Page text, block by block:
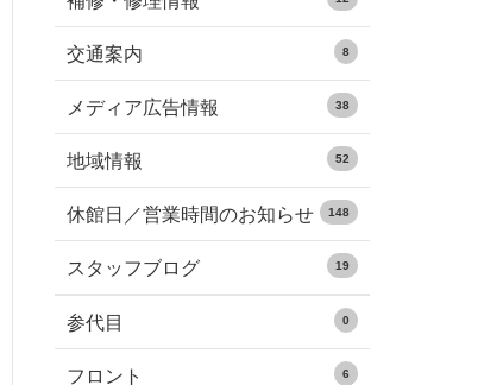
交通案内 8
メディア広告情報 38
地域情報 52
休館日／営業時間のお知らせ 148
スタッフブログ 19
参代目 0
フロント 6